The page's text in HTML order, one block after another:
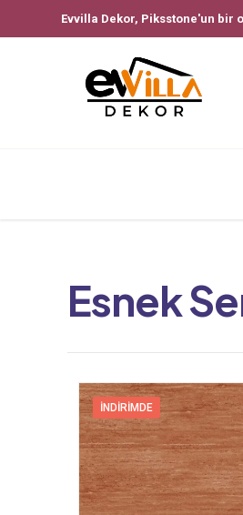
Evvilla Dekor, Piksstone'un bir
Esnek
İNDIRIMDE